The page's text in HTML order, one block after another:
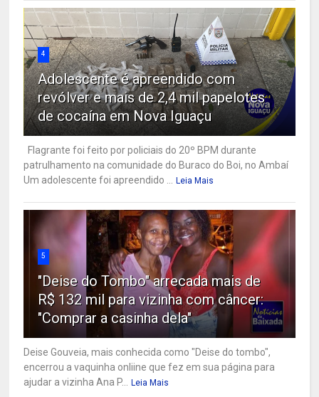
4
Adolescente é apreendido com
revólver e mais de 2,4 mil papelotes
de cocaína em Nova Iguaçu
Flagrante foi feito por policiais do 20º BPM durante
patrulhamento na comunidade do Buraco do Boi, no Ambaí
Um adolescente foi apreendido ...
Leia Mais
5
"Deise do Tombo" arrecada mais de
R$ 132 mil para vizinha com câncer:
"Comprar a casinha dela"
Deise Gouveia, mais conhecida como "Deise do tombo",
encerrou a vaquinha onliine que fez em sua página para
ajudar a vizinha Ana P...
Leia Mais